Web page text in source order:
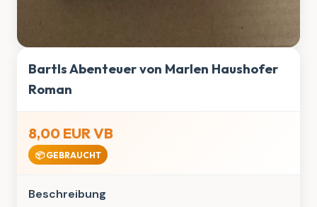
Bartls Abenteuer von Marlen Haushofer
Roman
8,00 EUR VB
📦 GEBRAUCHT
Beschreibung